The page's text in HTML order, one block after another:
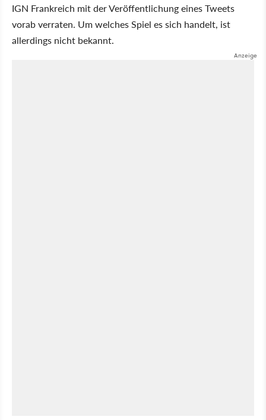
IGN Frankreich mit der Veröffentlichung eines Tweets
vorab verraten. Um welches Spiel es sich handelt, ist
allerdings nicht bekannt.